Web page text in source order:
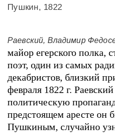
Пушкин, 1822
Раевский, Владимир
майор егерского полка,
поэт, один из самых
декабристов, близкий
февраля 1822 г.
политическую
предстоящем аресте он
Пушкиным, случайно